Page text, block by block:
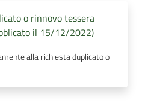
o rinnovo tessera
il 15/12/2022)
alla richiesta duplicato o